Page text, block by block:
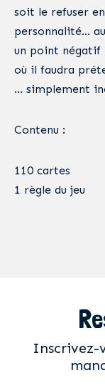
soit le refuser
personnalité…
un point négatif
où il faudra
… simplement
Contenu :
110 cartes
1 règle du jeu
Inscrivez-